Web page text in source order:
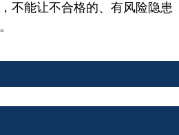
不能让不合格的、有风险隐患